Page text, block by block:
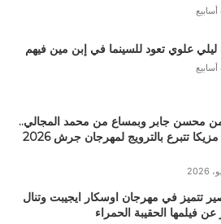
ليلي علوي تعود للسينما في إبن مين فيهم
محسن جابر وبمساع من محمد المجالي..
قنوات مزيكا تتبرع بالترويج لمهرجان جرش 2026
تتميز في مهرجان اوسكار ايجيبت وتنال
عن فيلمها الحقيبة الحمراء